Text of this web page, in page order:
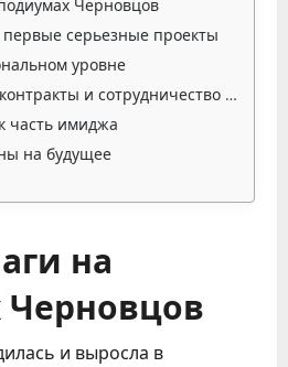
Черновцов
серьезные проекты
уровне
и сотрудничество с топ-брендами
часть имиджа
на будущее
на
и выросла в